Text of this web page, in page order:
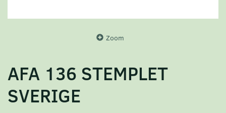
Zoom
AFA 136 STEMPLET
SVERIGE